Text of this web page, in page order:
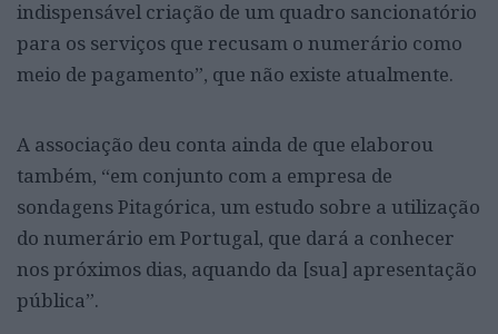
indispensável criação de um quadro sancionatório
para os serviços que recusam o numerário como
meio de pagamento”, que não existe atualmente.
A associação deu conta ainda de que elaborou
também, “em conjunto com a empresa de
sondagens Pitagórica, um estudo sobre a utilização
do numerário em Portugal, que dará a conhecer
nos próximos dias, aquando da [sua] apresentação
pública”.